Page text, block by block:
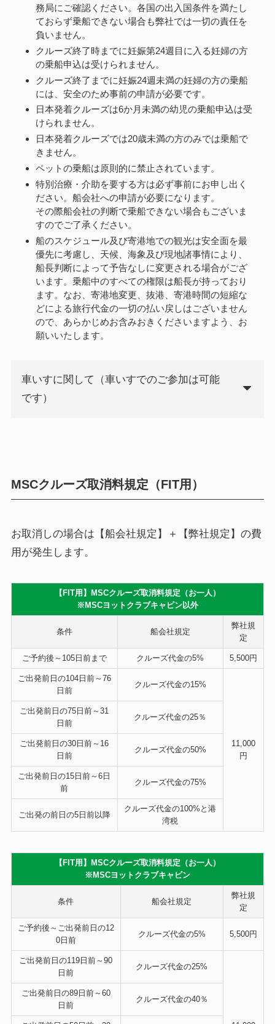
務局にご確認ください。各国の出入国条件を満たし
ておらず乗船できない場合も弊社では一切の責任を
負いません。
クルーズ終了時までに妊娠第24週目に入る妊婦の方
の乗船申込は受けられません。
クルーズ終了までに妊娠24週未満の妊婦の方の乗船
には、安全のため事前の申請が必要です。
日本発着クルーズは6か月未満の幼児の乗船申込は受
けられません。
日本発着クルーズでは20歳未満の方のみでは乗船で
きません。
ペットの乗船は原則的に禁止されています。
特別治療・介助を要する方は必ず事前にお申し出く
ださい。船会社への申請が必要になります。
その際船会社の判断で乗船できない場合もございま
すのでご了承ください。
船のスケジュール及び寄港地での観光は安全面を最
優先に考慮し、天候、海象及び現地諸事情により、
船長判断によって予告なしに変更される場合がござ
います。乗船中のすべての権限は船長が持っており
ます。なお、寄港地変更、抜港、寄港時間の短縮な
どによる旅行代金の一切の払い戻しはございません
ので、あらかじめお含みおきくださいますよう、お
願いいたします。
車いすに関して（車いすでのご参加は可能
です）
MSCクルーズ取消料規定（FIT用）
お取消しの場合は【船会社規定】＋【弊社規定】の費
用が発生します。
【FIT用】MSCクルーズ取消料規定（お一人）
※MSCヨットクラブキャビン以外
条件 船会社規定
弊社規
定
ご予約後～105日前まで クルーズ代金の5% 5,500円
ご出発前日の104日前～76
日前
クルーズ代金の15%
11,000
円
ご出発前日の75日前～31
日前
クルーズ代金の25％
ご出発前日の30日前～16
日前
クルーズ代金の50%
ご出発前日の15日前～6日
前
クルーズ代金の75%
ご出発の前日の5日前以降
クルーズ代金の100% と港
湾税
【FIT用】MSCクルーズ取消料規定（お一人）
※MSCヨットクラブキャビン
条件 船会社規定
弊社規
定
ご予約後～ご出発前日の12
0日前
クルーズ代金の5% 5,500円
ご出発前日の119日前～90
日前
クルーズ代金の25%
ご出発前日の89日前～60
日前
クルーズ代金の40％